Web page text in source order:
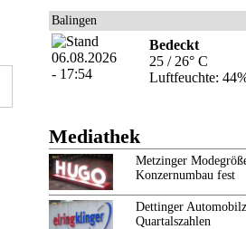
Balingen
Bedeckt
25 / 26° C
Luftfeuchte:
Mediathek
Metzinger
Konzernumbau fest
Dettinger
Quartalszahlen